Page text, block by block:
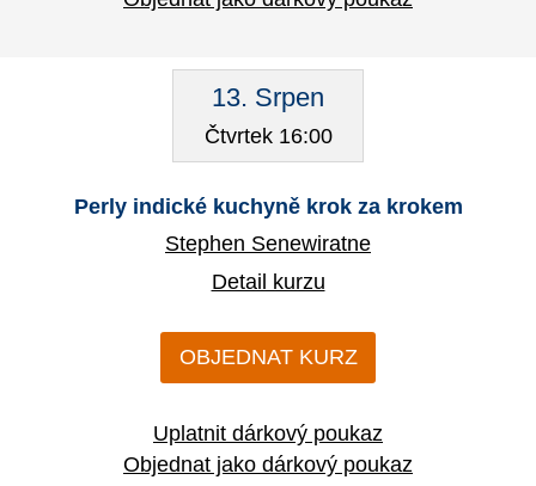
13. Srpen
Čtvrtek 16:00
Perly indické kuchyně krok za krokem
Stephen Senewiratne
Detail kurzu
OBJEDNAT KURZ
Uplatnit dárkový poukaz
Objednat jako dárkový poukaz